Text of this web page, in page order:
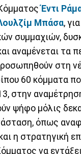
Έντι
Μπάσα,
συμμαχιών,
αναμένεται τα
στη
60 κόμματα
στην
ψήφο μόλις
όπως
η στρατηγική
να